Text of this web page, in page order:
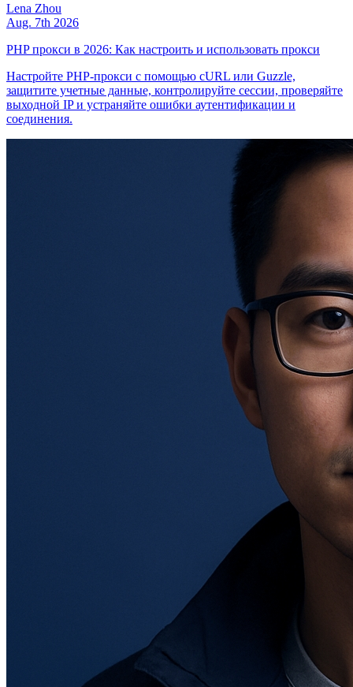
Lena Zhou
Aug. 7th 2026
PHP прокси в 2026: Как настроить и использовать прокси
Настройте PHP-прокси с помощью cURL или Guzzle,
защитите учетные данные, контролируйте сессии, проверяйте
выходной IP и устраняйте ошибки аутентификации и
соединения.